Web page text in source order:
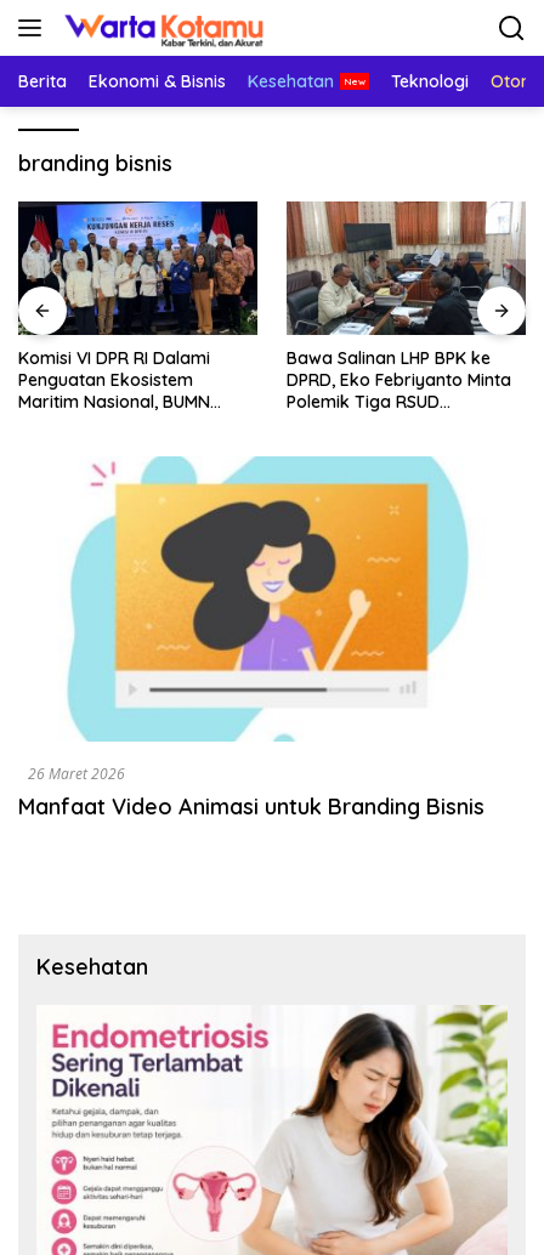
Langsung
Berita Ekonomi & Bisnis Kesehatan Teknologi
branding bisnis
Komisi VI DPR RI Dalami
Penguatan Ekosistem
Maritim Nasional, BUMN
Bawa Salinan LHP BPK ke
DPRD, Eko Febriyanto Minta
Polemik Tiga RSUD
26 Maret 2026
Manfaat Video Animasi untuk Branding Bisnis
Kesehatan